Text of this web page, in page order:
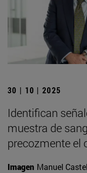
30 | 10 | 2025
Identifican
muestra de
precozmente el
Imagen Manuel